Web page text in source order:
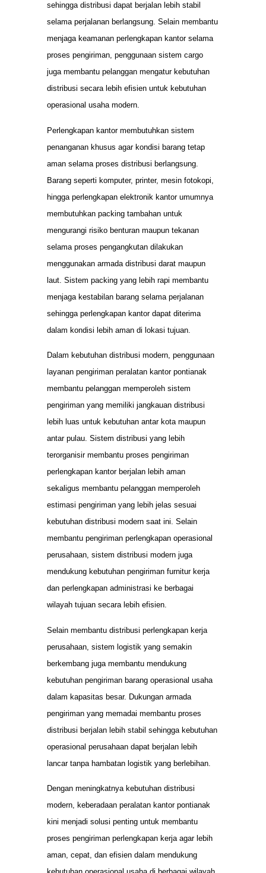
sehingga distribusi dapat berjalan lebih stabil
selama perjalanan berlangsung. Selain membantu
menjaga keamanan perlengkapan kantor selama
proses pengiriman, penggunaan sistem cargo
juga membantu pelanggan mengatur kebutuhan
distribusi secara lebih efisien untuk kebutuhan
operasional usaha modern.
Perlengkapan kantor membutuhkan sistem
penanganan khusus agar kondisi barang tetap
aman selama proses distribusi berlangsung.
Barang seperti komputer, printer, mesin fotokopi,
hingga perlengkapan elektronik kantor umumnya
membutuhkan packing tambahan untuk
mengurangi risiko benturan maupun tekanan
selama proses pengangkutan dilakukan
menggunakan armada distribusi darat maupun
laut. Sistem packing yang lebih rapi membantu
menjaga kestabilan barang selama perjalanan
sehingga perlengkapan kantor dapat diterima
dalam kondisi lebih aman di lokasi tujuan.
Dalam kebutuhan distribusi modern, penggunaan
layanan pengiriman peralatan kantor pontianak
membantu pelanggan memperoleh sistem
pengiriman yang memiliki jangkauan distribusi
lebih luas untuk kebutuhan antar kota maupun
antar pulau. Sistem distribusi yang lebih
terorganisir membantu proses pengiriman
perlengkapan kantor berjalan lebih aman
sekaligus membantu pelanggan memperoleh
estimasi pengiriman yang lebih jelas sesuai
kebutuhan distribusi modern saat ini. Selain
membantu pengiriman perlengkapan operasional
perusahaan, sistem distribusi modern juga
mendukung kebutuhan pengiriman furnitur kerja
dan perlengkapan administrasi ke berbagai
wilayah tujuan secara lebih efisien.
Selain membantu distribusi perlengkapan kerja
perusahaan, sistem logistik yang semakin
berkembang juga membantu mendukung
kebutuhan pengiriman barang operasional usaha
dalam kapasitas besar. Dukungan armada
pengiriman yang memadai membantu proses
distribusi berjalan lebih stabil sehingga kebutuhan
operasional perusahaan dapat berjalan lebih
lancar tanpa hambatan logistik yang berlebihan.
Dengan meningkatnya kebutuhan distribusi
modern, keberadaan peralatan kantor pontianak
kini menjadi solusi penting untuk membantu
proses pengiriman perlengkapan kerja agar lebih
aman, cepat, dan efisien dalam mendukung